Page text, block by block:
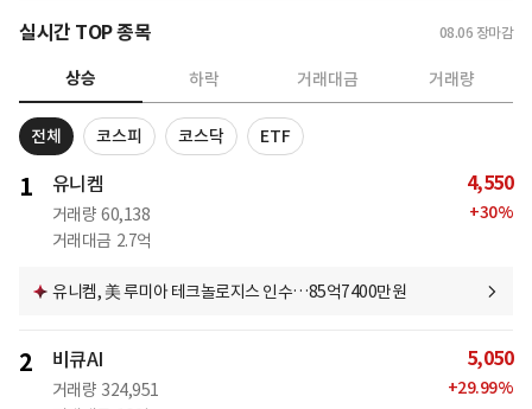
실시간 TOP 종목 08.06 장마감
상승 하락 거래대금 거래량
전체 코스피 코스닥 ETF
1 유니켐
거래량 60,138
거래대금 2.7억
4,550
+30%
유니켐, 美 루미아 테크놀로지스 인수…85억7400만원
2 비큐AI
거래량 324,951
5,050
+29.99%